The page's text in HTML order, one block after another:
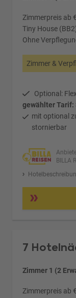
Zimmerpreis ab
Tiny House
Ohne
Zimmer &
Optional:
gewählter
mit optional
stornierbar
BILLA
7
Zimmer 1 (2
Zimmerpreis ab